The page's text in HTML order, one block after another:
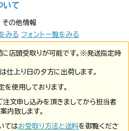
いて
その他情報
みる フォント一覧をみる
に店頭受取りが可能です。※発送指定時
仕上り日の夕方に出荷します。
使用しております。
文申し込みを頂きましてから担当者
内致します。
てはお受取り方法と送料を御覧くださ